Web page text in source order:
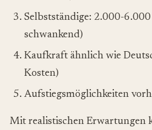
Selbstständige: 2.000-
schwankend)
Kaufkraft ähnlich wie
Kosten)
Aufstiegsmöglichkeiten
Mit realistischen Erwartungen